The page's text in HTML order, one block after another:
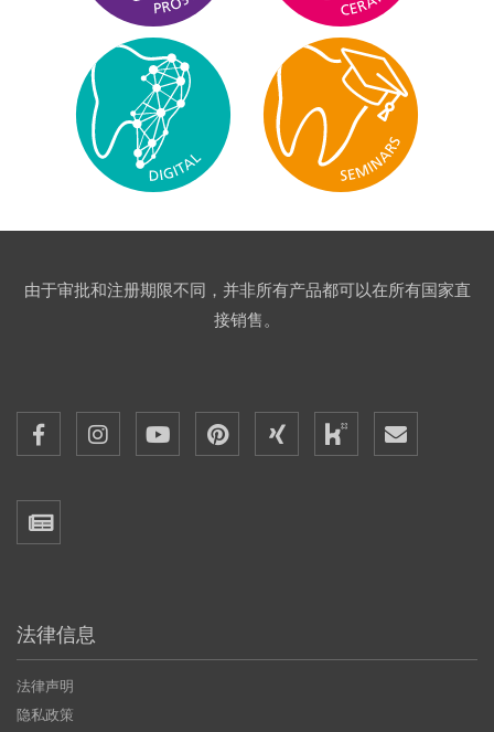
由于审批和注册期限不同，并非所有产品都可以在所有国家直
接销售。
法律信息
法律声明
隐私政策